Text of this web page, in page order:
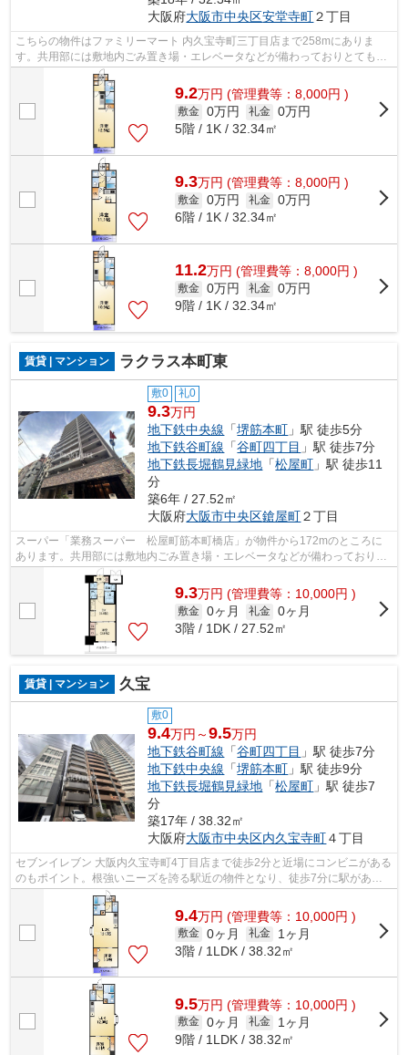
大阪府大阪市中央区安堂寺町２丁目
こちらの物件はファミリーマート 内久宝寺町三丁目店まで258mにありま
す。共用部には敷地内ごみ置き場・エレベータなどが備わっておりとても充
実しています。クレジットカードで初期費...
9.2万円 (管理費等：8,000円 )
敷金 0万円 礼金 0万円
5階 / 1K / 32.34㎡
9.3万円 (管理費等：8,000円 )
敷金 0万円 礼金 0万円
6階 / 1K / 32.34㎡
11.2万円 (管理費等：8,000円 )
敷金 0万円 礼金 0万円
9階 / 1K / 32.34㎡
賃貸 | マンション ラクラス本町東
敷0 礼0
9.3万円
地下鉄中央線 「堺筋本町 」駅 徒歩5分
地下鉄谷町線 「谷町四丁目 」駅 徒歩7分
地下鉄長堀鶴見緑地 「松屋町 」駅 徒歩11
分
築6年 / 27.52㎡
大阪府大阪市中央区鎗屋町２丁目
スーパー「業務スーパー 松屋町筋本町橋店」が物件から172mのところに
あります。共用部には敷地内ごみ置き場・エレベータなどが備わっておりと
ても充実しています。防犯対策もバッチ...
9.3万円 (管理費等：10,000円 )
敷金 0ヶ月 礼金 0ヶ月
3階 / 1DK / 27.52㎡
賃貸 | マンション 久宝
敷0
9.4万円～9.5万円
地下鉄谷町線 「谷町四丁目 」駅 徒歩7分
地下鉄中央線 「堺筋本町 」駅 徒歩9分
地下鉄長堀鶴見緑地 「松屋町 」駅 徒歩7
分
築17年 / 38.32㎡
大阪府大阪市中央区内久宝寺町４丁目
セブンイレブン 大阪内久宝寺町4丁目店まで徒歩2分と近場にコンビニがある
のもポイント。根強いニーズを誇る駅近の物件となり、徒歩7分に駅があり
ます。こちらは初期費用をカードでお...
9.4万円 (管理費等：10,000円 )
敷金 0ヶ月 礼金
1ヶ月
3階 / 1LDK / 38.32㎡
9.5万円 (管理費等：10,000円 )
敷金 0ヶ月 礼金
1ヶ月
9階 / 1LDK / 38.32㎡